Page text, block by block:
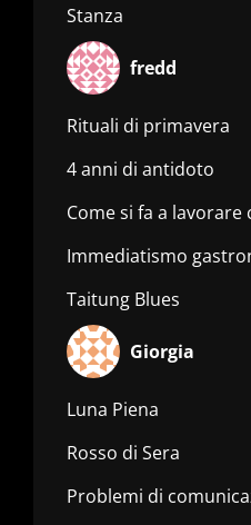
Stanza
fredd
Rituali di primavera
4 anni di antidoto
Come si fa a lavorare
Immediatismo
Taitung Blues
Giorgia
Luna Piena
Rosso di Sera
Problemi di